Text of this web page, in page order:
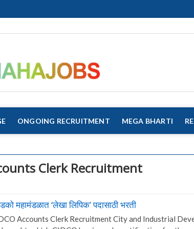
ONGOING RECRUITMENT MEGA BHARTI
Clerk Recruitment
महामंडळात ‘लेखा लिपिक’ पदासाठी भरती
Accounts Clerk Recruitment City and Industrial